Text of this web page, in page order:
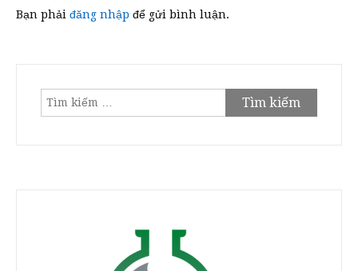
Bạn phải đăng nhập để gửi bình luận.
Tìm